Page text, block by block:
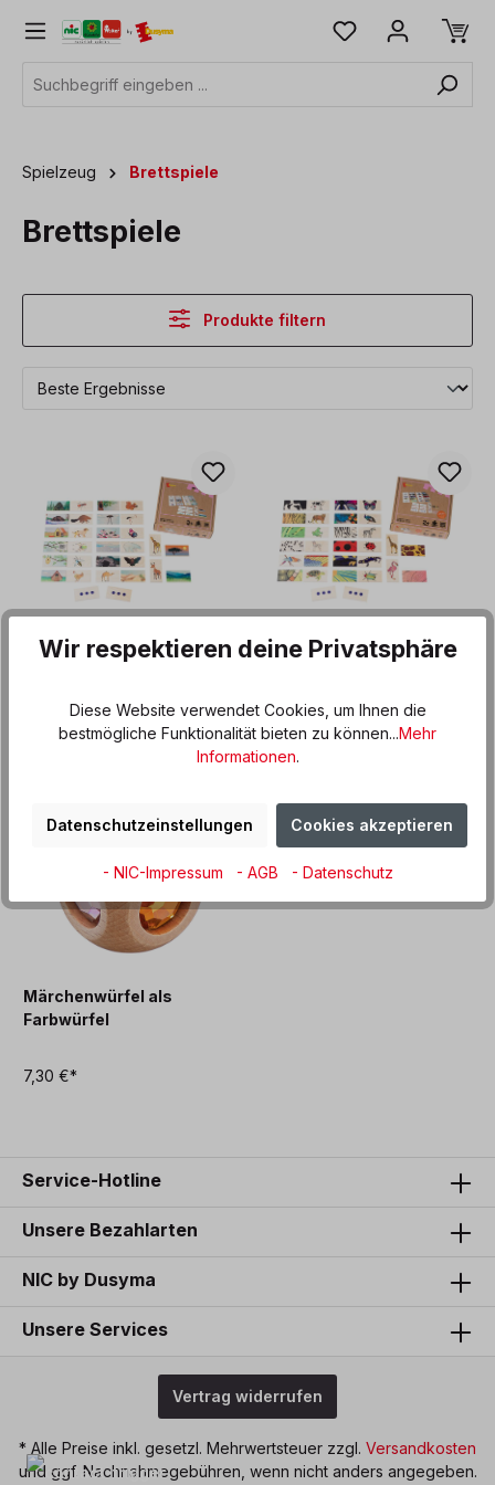
springen
Spielzeug Brettspiele
Brettspiele
Produkte filtern
Wo Tiere leben
33,50 €*
Tierkleider
34,50 €*
Märchenwürfel als
Farbwürfel
7,30 €*
Service-Hotline
Unsere Bezahlarten
NIC by Dusyma
Unsere Services
Vertrag widerrufen
* Alle Preise inkl. gesetzl. Mehrwertsteuer zzgl. Versandkosten
und ggf. Nachnahmegebühren, wenn nicht anders angegeben.
Wir respektieren deine Privatsphäre
Diese Website verwendet Cookies, um Ihnen die
bestmögliche Funktionalität bieten zu können...Mehr
Informationen.
Datenschutzeinstellungen Cookies akzeptieren
- NIC-Impressum - AGB - Datenschutz